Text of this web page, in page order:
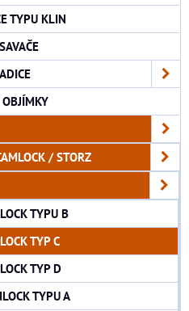
TYPU KLIN
/ STORZ
TYPU B
TYP C
TYP D
TYPU A